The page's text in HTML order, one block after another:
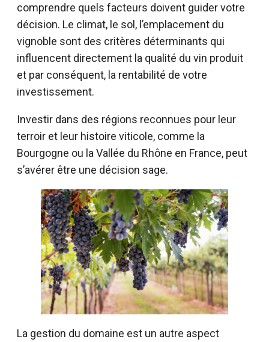
comprendre quels facteurs doivent guider votre
décision. Le climat, le sol, l’emplacement du
vignoble sont des critères déterminants qui
influencent directement la qualité du vin produit
et par conséquent, la rentabilité de votre
investissement.
Investir dans des régions reconnues pour leur
terroir et leur histoire viticole, comme la
Bourgogne ou la Vallée du Rhône en France, peut
s’avérer être une décision sage.
La gestion du domaine est un autre aspect